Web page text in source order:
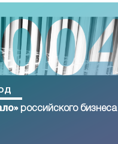
российского бизнеса